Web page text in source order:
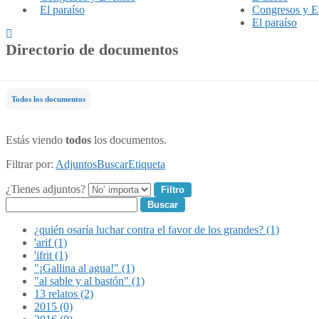
El paraíso
Congresos y
El paraíso
Directorio de documentos
Todos los documentos
Estás viendo todos los documentos.
Filtrar por: AdjuntosBuscarEtiqueta
¿Tienes adjuntos?
¿quién osaría luchar contra el favor de los grandes? (1)
'arif (1)
'ifrit (1)
"¡Gallina al agua!" (1)
"al sable y al bastón" (1)
13 relatos (2)
2015 (0)